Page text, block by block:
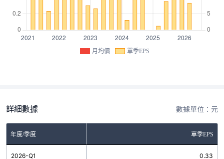
月均價 單季EPS
詳細數據 數據單位：元
年度/季度 單季EPS
2026-Q1 0.33